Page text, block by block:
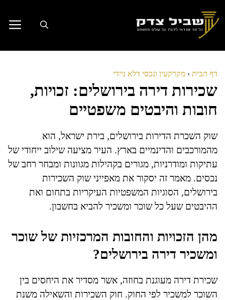
לתוכן
דף הבית › מקרקעין ונכסי דלא ניידי
שכירות דירה בירושלים: זכויות,
חובות והיבטים משפטיים
שוק השכרת הדירות בירושלים, בירת ישראל, הוא
מהמורכבים והדינמיים בארץ. העיר מציעה שילוב ייחודי של
עתיקות ומודרניות, מגורים בקהילות מגוונות ומבחר רחב של
נכסים. מאמר זה יסקור את מאפייני שוק השכירות
בירושלים, הסוגיות המשפטיות העיקריות בתחום ואת
ההיבטים שעל כל שוכר ומשכיר להביא בחשבון.
מהן הזכויות והחובות המרכזיות של שוכר
ומשכיר דירה בירושלים?
שכירת דירה מעוגנת בחוזה, אשר מסדיר את היחסים בין
השוכר למשכיר לפי החוק. חוק השכירות והשאילה משנת